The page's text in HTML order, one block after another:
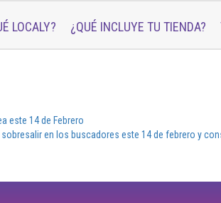
LOCALY? ¿QUÉ INCLUYE TU TIENDA?
este 14 de Febrero
en los buscadores este 14 de febrero y